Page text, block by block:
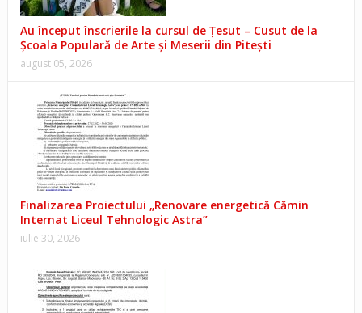
Au început înscrierile la cursul de Țesut – Cusut de la
Școala Populară de Arte și Meserii din Pitești
august 05, 2026
Finalizarea Proiectului „Renovare energetică Cămin
Internat Liceul Tehnologic Astra”
iulie 30, 2026